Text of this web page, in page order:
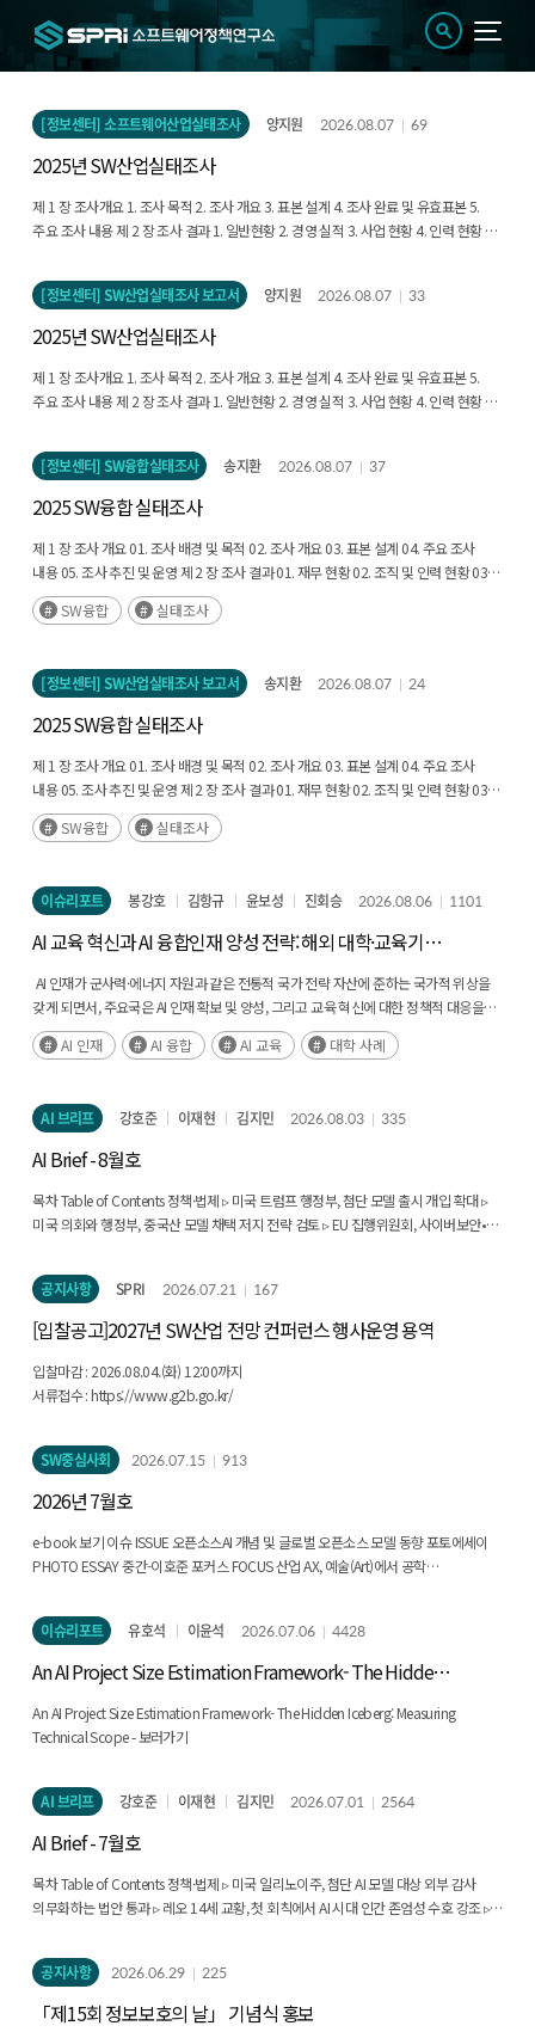
[정보센터] 소프트웨어산업실태조사 양지원 2026.08.07 69
2025년 SW산업실태조사
제 1 장 조사개요 1. 조사 목적 2. 조사 개요 3. 표본 설계 4. 조사 완료 및 유효표본 5.
주요 조사 내용 제 2 장 조사 결과 1. 일반현황 2. 경영 실적 3. 사업 현황 4. 인력 현황 5.
조사표 4. 소프트웨어산업 품목 분류체계
[정보센터] SW산업실태조사 보고서 양지원 2026.08.07 33
2025년 SW산업실태조사
제 1 장 조사개요 1. 조사 목적 2. 조사 개요 3. 표본 설계 4. 조사 완료 및 유효표본 5.
주요 조사 내용 제 2 장 조사 결과 1. 일반현황 2. 경영 실적 3. 사업 현황 4. 인력 현황 5.
조사표 4. 소프트웨어산업 품목 분류체계
[정보센터] SW융합실태조사 송지환 2026.08.07 37
2025 SW융합 실태조사
제 1 장 조사 개요 01. 조사 배경 및 목적 02. 조사 개요 03. 표본 설계 04. 주요 조사
내용 05. 조사 추진 및 운영 제 2 장 조사 결과 01. 재무 현황 02. 조직 및 인력 현황 03.
SW 기술 현황 04. 디지털 전환 현황 05. 산업별 디지털 성숙도 현황 부록 01. 용어 해설
02. 결과표 03. 주요 항목 상대표준오차 04. 조사표
SW융합 실태조사
[정보센터] SW산업실태조사 보고서 송지환 2026.08.07 24
2025 SW융합 실태조사
제 1 장 조사 개요 01. 조사 배경 및 목적 02. 조사 개요 03. 표본 설계 04. 주요 조사
내용 05. 조사 추진 및 운영 제 2 장 조사 결과 01. 재무 현황 02. 조직 및 인력 현황 03.
SW 기술 현황 04. 디지털 전환 현황 05. 산업별 디지털 성숙도 현황 부록 01. 용어 해설
02. 결과표 03. 주요 항목 상대표준오차 04. 조사표
SW융합 실태조사
이슈리포트 봉강호 김항규 윤보성 진회승 2026.08.06 1101
AI 교육 혁신과 AI 융합인재 양성 전략: 해외 대학·교육기관
사례와 시사점
​​​​​​ AI 인재가 군사력·에너지 자원과 같은 전통적 국가 전략 자산에 준하는 국가적 위상을
갖게 되면서, 주요국은 AI 인재 확보 및 양성, 그리고 교육 혁신에 대한 정책적 대응을
가속화하고 있다. 특히 생성형 AI와 범용 AI 도구가 확산되면서 AI 인재에 대한 수요는
단순한 양적 부족의 문제를 넘어 '어떤 역량을 갖춘 인재가 필요한가'라는 질적 변화의
AI 인재를 넘어, 전공·산업 도메인 지식과 AI 역량을 결합한 융합형 인재, 그리고 AI
활용에 수반되는 사회적 책임을 이해·실천하는 책임 있는 AI 인재로 다층화되고 있다.
본고에서는 이러한 문제의식에서 출발하여, 해외 주요 대학·교육기관의 AI 인재 양성
사례를 분석하고 국내 정책 및 대학 교육과정 혁신에 필요한 시사점을 도출하였다. 분석
대상은 미국(MIT·카네기멜런대), 중국(푸단대·칭화대), 영국(서리대·사우샘프턴대),
캐나다(토론토대), 스위스(ETH 취리히) 등 주요국 8개 대학·기관으로, 각 사례가
전공의 전문교육이 아니라 전교적·전공횡단적 역량으로 재정의하고 있다는 것이다.
둘째, AI+X 또는 X+AI 방식의 전공특화·도메인 결합형 교육이 핵심 모델로 부상하여, AI
기술 자체보다 'AI를 전공·산업·사회문제와 결합하는 능력'을 중시하고 있다. 셋째,
책임 있는 AI, 윤리, 그리고 AI 산출물을 검증·비판하는 역량이 교육과정의 필수 요소로
편입되고 있다. 넷째, 교육과정 설계뿐 아니라 지도교수 순환제·공동지도 등
함을 제언한다. 구체적으로 공동교과·모듈형 교육 인프라 구축, AI+X·X+AI 복수전공·
교육과정 결합, 책임 있는 AI와 과정 중심 평가의 원칙 반영, 학제간 공동지도·지도체계
개편 등 융합형 거버넌스의 단계적 도입 등이 필요하다. 다만 적용에는 단순 모방을
지양하고 대학 유형과 인재 양성 목표에 따른 맞춤형 설계가 요구된다. 결국 국내 AI
인재 양성 정책은 전문 인재의 양적 확대와 함께 전공별 AI 내재화, 경험 기반 학습, 책임
Summary AI talent has emerged as a core national strategic asset, and as global
AI competition shifts toward securing and cultivating talent, major countries are
accelerating their policy responses. With the spread of generative AI, the demand
qualitative question of what competencies are needed. Accordingly, the notion
of AI talent has diversified beyond specialized professionals who develop AI
competence with domain knowledge—and responsible AI talent. This report
analyzes how leading overseas universities and educational institutions cultivate
AI talent and derives implications for domestic policy and curriculum reform.
talent profiles each pursues, how curricula are designed, and what learning
experiences and institutional support are provided to students. Our analysis
such as advisor-rotation and co-supervision systems, in an interdisciplinary
direction; (2) redefining AI education as a campus-wide, cross-disciplinary
competency; (3) the rise of discipline-specific, domain-integrated "AI+X" or
AI 인재 AI 융합 AI 교육 대학 사례
AI 브리프 강호준 이재현 김지민 2026.08.03 335
AI Brief - 8월호
목차 Table of Contents 정책·법제 ▹ 미국 트럼프 행정부, 첨단 모델 출시 개입 확대 ▹
미국 의회와 행정부, 중국산 모델 채택 저지 전략 검토 ▹ EU 집행위원회, 사이버보안•AI
백악관, AI로 과학 발견 앞당기는 제네시스 미션에 50억 달러 투입 계획 기업·산업 ▹
앤트로픽, 알리바바의 클로드 데이터 무단 탈취 주장 ▹ 앤트로픽, 'Claude Sonnet 5'에
이어 'Claude Opus 5' 출시 ▹ 사카나 AI, 멀티 에이전트 시스템 'Sakana Fugu' 공개 ▹
오픈AI, AI 이익 공유 위해 미국 정부에 지분 5% 제공 제안 ▹ 오픈AI, 최상위권 성능에
비용을 대폭 낮춘 'GPT-5.6' 제품군 출 기술·연구 ▹ 앤트로픽, 클로드 내부에 숨겨진
작업공간 발견 ▹ 스탠퍼드대 HAI, AI로 과학적 발견을 촉진하는 사례 분석 ▹ 오픈AI 모델,
앤트로픽, AI 활용 패턴과 노동자 인식 조사 결과 발표 ▹ 노벨상 수상자 오마르 야기,
불평등 심화 ▹ OECD, AI 시대의 노동시장 재편과 역량 변화 분석 ▹ 경제학자•기술 리더
약 200명, AI 경제 충격에 대응 촉구하는 성명 발표 주요행사일정
공지사항 SPRI 2026.07.21 167
[입찰공고]2027년 SW산업 전망 컨퍼런스 행사운영 용역
입찰마감 : 2026.08.04.(화) 12:00까지
서류접수 : https://www.g2b.go.kr/
SW중심사회 2026.07.15 913
2026년 7월호
e-book 보기 이슈 ISSUE 오픈소스AI 개념 및 글로벌 오픈소스 모델 동향 포토에세이
PHOTO ESSAY 중간-이호준 포커스 FOCUS 산업 AX, 예술(Art)에서 공학
테크노스트레스: 보여주기식 AI 전환이 조직에 남기는 것
이슈리포트 유호석 이윤석 2026.07.06 4428
An AI Project Size Estimation Framework- The Hidden
Iceberg: Measuring Technical Scope -
An AI Project Size Estimation Framework- The Hidden Iceberg: Measuring
Technical Scope - 보러가기
AI 브리프 강호준 이재현 김지민 2026.07.01 2564
AI Brief - 7월호
목차 Table of Contents 정책·법제 ▹ 미국 일리노이주, 첨단 AI 모델 대상 외부 감사
의무화하는 법안 통과 ▹ 레오 14세 교황, 첫 회칙에서 AI 시대 인간 존엄성 수호 강조 ▹
위한 행정명령에 서명 ▹ 트럼프 행정부에서 AI 국부펀드 조성 논의 본격화 ▹ G7의 중국
견제에 대응해 중국은 글로벌 AI 협력 기구 설립 가속화 기업·산업 ▹ 앤트로픽, 코딩과
에이전트 성능 강화한 ‘Claude Opus 4.8’ 출시 ▹ 앤트로픽 ‘Fable 5’와 ‘Mythos 5’,
미국 정부 지시로 서비스 중단 ▹ 미국 정부의 앤트로픽 ‘Fable 5·Mythos 5’ 금지에
공지사항 2026.06.29 225
「제15회 정보보호의 날」 기념식 홍보